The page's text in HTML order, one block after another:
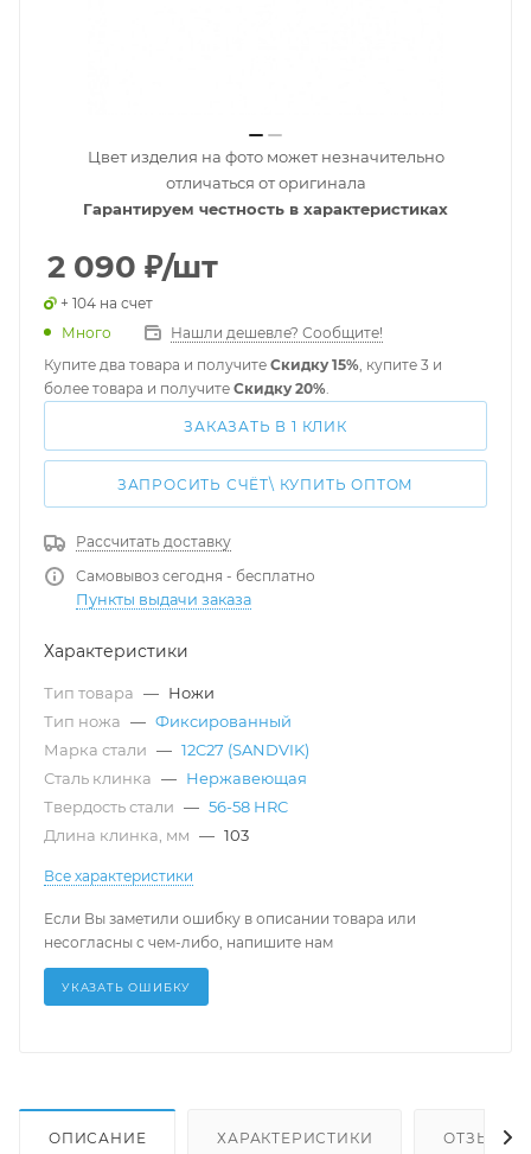
Цвет изделия на фото может незначительно
отличаться от оригинала
Гарантируем честность в характеристиках
2 090 ₽/шт
+ 104 на счет
Много
Нашли дешевле? Сообщите!
Купите два товара и получите Скидку 15%, купите 3 и
более товара и получите Скидку 20%.
ЗАКАЗАТЬ В 1 КЛИК
ЗАПРОСИТЬ СЧЁТ\ КУПИТЬ ОПТОМ
Рассчитать доставку
Самовывоз сегодня - бесплатно
Пункты выдачи заказа
Характеристики
Тип товара — Ножи
Тип ножа — Фиксированный
Марка стали — 12C27 (SANDVIK)
Сталь клинка — Нержавеющая
Твердость стали — 56-58 HRC
Длина клинка, мм — 103
Все характеристики
Если Вы заметили ошибку в описании товара или
несогласны с чем-либо, напишите нам
УКАЗАТЬ ОШИБКУ
ОПИСАНИЕ ХАРАКТЕРИСТИКИ ОТЗЫВЫ